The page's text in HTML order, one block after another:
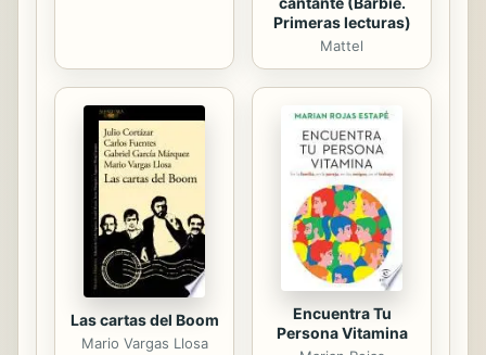
Primeras lecturas)
Mattel
Las cartas del Boom
Mario Vargas Llosa
Encuentra Tu
Persona Vitamina